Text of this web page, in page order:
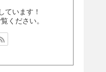
ています！
ください。